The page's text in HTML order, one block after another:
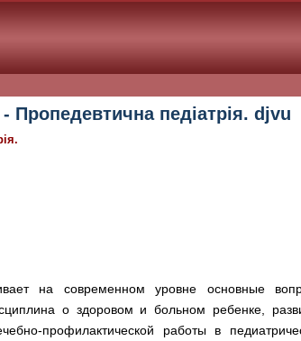
педіатрія. djvu
на современном уровне основные
о здоровом и больном ребенке,
профилактической работы в